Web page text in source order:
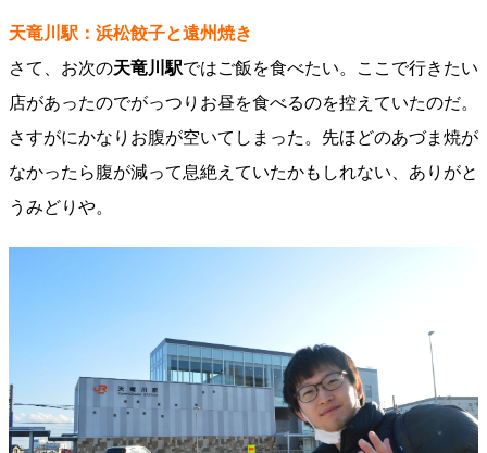
天竜川駅：浜松餃子と遠州焼き
さて、お次の天竜川駅ではご飯を食べたい。ここで行きたい
店があったのでがっつりお昼を食べるのを控えていたのだ。
さすがにかなりお腹が空いてしまった。先ほどのあづま焼が
なかったら腹が減って息絶えていたかもしれない、ありがと
うみどりや。